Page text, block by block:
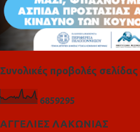
Συνολικές προβολές σελίδας
6859295
ΑΓΓΕΛΙΕΣ ΛΑΚΩΝΙΑΣ